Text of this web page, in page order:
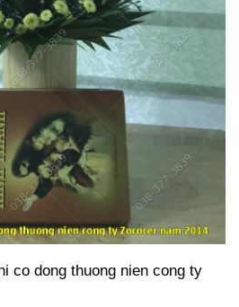
co dong thuong nien cong ty